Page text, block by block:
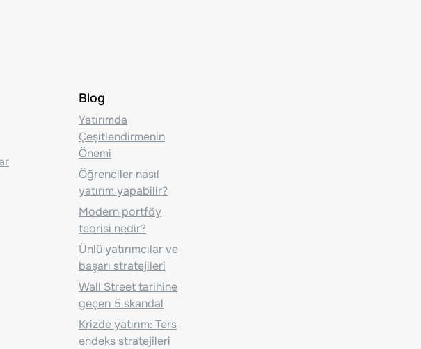
Blog
Yatırımda
Çeşitlendirmenin
Önemi
Öğrenciler nasıl
yatırım yapabilir?
Modern portföy
teorisi nedir?
Ünlü yatırımcılar ve
başarı stratejileri
Wall Street tarihine
geçen 5 skandal
Krizde yatırım: Ters
endeks stratejileri